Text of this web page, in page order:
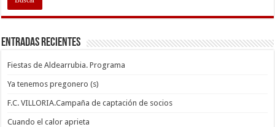
Entradas recientes
Fiestas de Aldearrubia. Programa
Ya tenemos pregonero (s)
F.C. VILLORIA.Campaña de captación de socios
Cuando el calor aprieta